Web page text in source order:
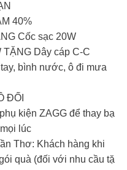
40%
Cốc sạc 20W
TẶNG Dây cáp C-C
bình nước, ô đi mưa
ĐỐI
kiện ZAGG để thay bạ
lúc
Thơ: Khách hàng khi
quà (đối với nhu cầu tặ